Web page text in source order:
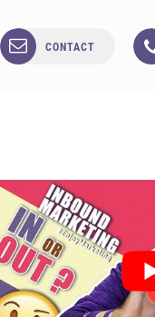
CONTACT